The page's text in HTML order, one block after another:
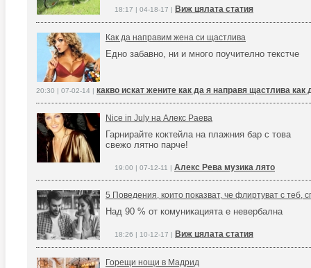
18:17 | 04-18-17 | Виж цялата статия
Как да направим жена си щастлива
Едно забавно, ни и много поучително текстче
20:30 | 07-02-14 | какво искат жените как да я направя щастлива как
Nice in July на Алекс Раева
Гарнирайте коктейла на плажния бар с това
свежо лятно парче!
19:00 | 07-12-11 | Алекс Рева музика лято
5 Поведения, които показват, че флиртуват с теб,
Над 90 % от комуникацията е невербална
18:26 | 10-12-17 | Виж цялата статия
Горещи нощи в Мадрид